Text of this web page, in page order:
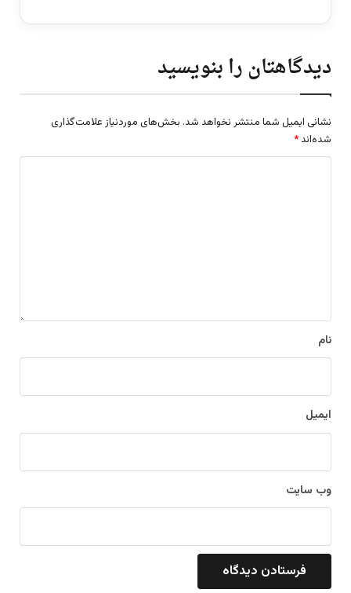
دیدگاهتان را بنویسید
نشانی ایمیل شما منتشر نخواهد شد. بخش‌های موردنیاز علامت‌گذاری
شده‌اند *
نام
ایمیل
وب‌ سایت